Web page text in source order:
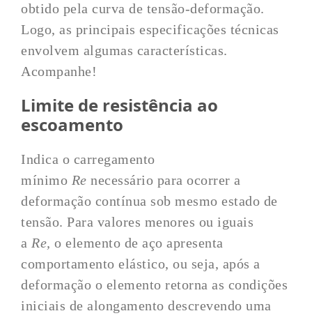
obtido pela curva de tensão-deformação.
Logo, as principais especificações técnicas
envolvem algumas características.
Acompanhe!
Limite de resistência ao
escoamento
Indica o carregamento
mínimo Re necessário para ocorrer a
deformação contínua sob mesmo estado de
tensão. Para valores menores ou iguais
a Re, o elemento de aço apresenta
comportamento elástico, ou seja, após a
deformação o elemento retorna as condições
iniciais de alongamento descrevendo uma